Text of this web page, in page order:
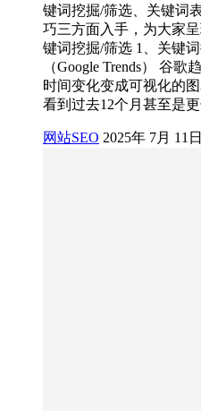
键词挖掘/筛选、关键词
巧三方面入手，为大家
键词挖掘/筛选 1、关键
（Google Trends） 谷
时间变化变成可视化的
看到过去12个月甚至是
网站SEO 2025年 7月 11日